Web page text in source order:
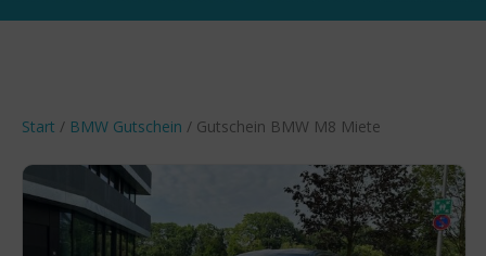
Start / BMW Gutschein / Gutschein BMW M8 Miete